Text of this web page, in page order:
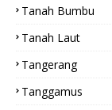
Tanah Bumbu
Tanah Laut
Tangerang
Tanggamus